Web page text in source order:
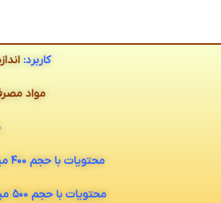
کاربرد:
مواد
محتویات با حجم ۴۰۰ میلی لیتر:
محتویات با حجم ۵۰۰ میلی لیتر: